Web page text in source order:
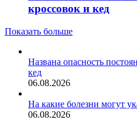
кроссовок и кед
Показать больше
Названа опасность
кед
06.08.2026
На какие болезни могут
06.08.2026